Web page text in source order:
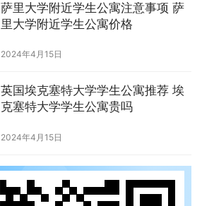
萨里大学附近学生公寓注意事项 萨
里大学附近学生公寓价格
2024年4月15日
英国埃克塞特大学学生公寓推荐 埃
克塞特大学学生公寓贵吗
2024年4月15日